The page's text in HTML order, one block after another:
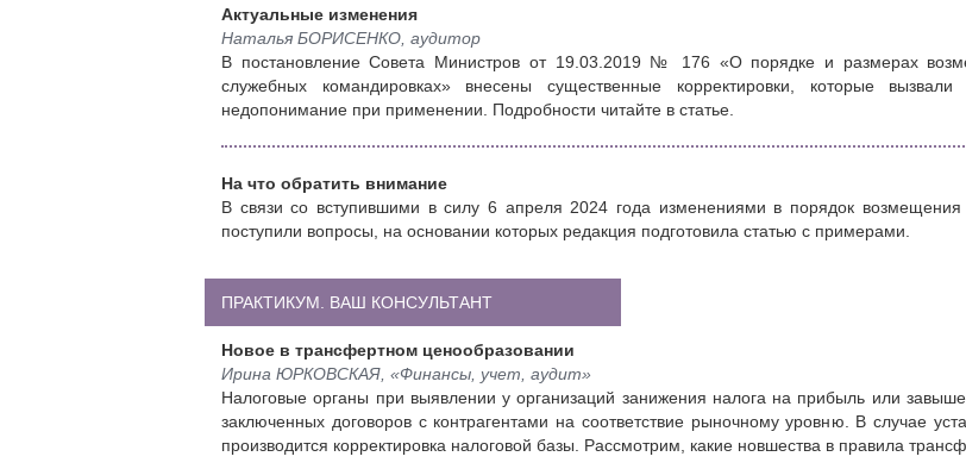
Актуальные изменения
Наталья БОРИСЕНКО, аудитор
В постановление Совета Министров от 19.03.2019 № 176 «О порядке и размерах
служебных командировках» внесены существенные корректировки, которые
недопонимание при применении. Подробности читайте в статье.
На что обратить внимание
В связи со вступившими в силу 6 апреля 2024 года изменениями в порядок возмещения
поступили вопросы, на основании которых редакция подготовила статью с примерами.
ПРАКТИКУМ. ВАШ КОНСУЛЬТАНТ
Новое в трансфертном ценообразовании
Ирина ЮРКОВСКАЯ, «Финансы, учет, аудит»
Налоговые органы при выявлении у организаций занижения налога на прибыль или
заключенных договоров с контрагентами на соответствие рыночному уровню. В случае
производится корректировка налоговой базы. Рассмотрим, какие новшества в правила